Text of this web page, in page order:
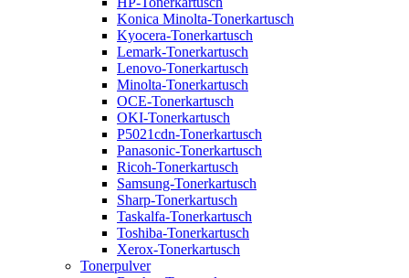
Konica Minolta-Tonerkartusch
Kyocera-Tonerkartusch
Lemark-Tonerkartusch
Lenovo-Tonerkartusch
Minolta-Tonerkartusch
OCE-Tonerkartusch
OKI-Tonerkartusch
P5021cdn-Tonerkartusch
Panasonic-Tonerkartusch
Ricoh-Tonerkartusch
Samsung-Tonerkartusch
Sharp-Tonerkartusch
Taskalfa-Tonerkartusch
Toshiba-Tonerkartusch
Xerox-Tonerkartusch
Tonerpulver